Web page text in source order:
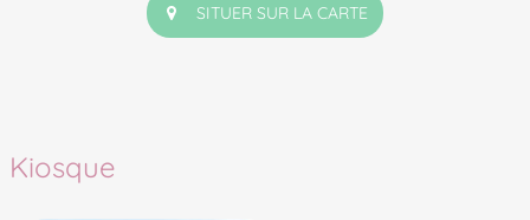
SITUER SUR LA CARTE
Kiosque